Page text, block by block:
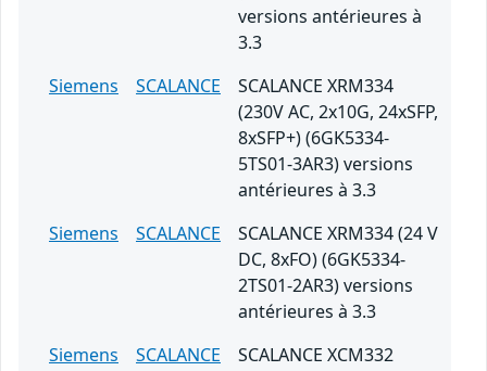
versions antérieures à
3.3
Siemens
SCALANCE
SCALANCE XRM334
(230V AC, 2x10G, 24xSFP,
8xSFP+) (6GK5334-
5TS01-3AR3) versions
antérieures à 3.3
Siemens
SCALANCE
SCALANCE XRM334 (24 V
DC, 8xFO) (6GK5334-
2TS01-2AR3) versions
antérieures à 3.3
Siemens
SCALANCE
SCALANCE XCM332